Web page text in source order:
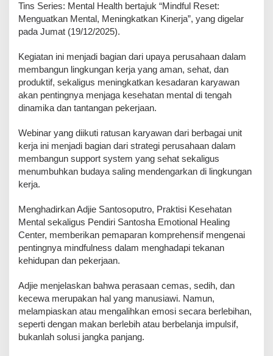
Tins Series: Mental Health bertajuk “Mindful Reset:
Menguatkan Mental, Meningkatkan Kinerja”, yang digelar
pada Jumat (19/12/2025).
Kegiatan ini menjadi bagian dari upaya perusahaan dalam
membangun lingkungan kerja yang aman, sehat, dan
produktif, sekaligus meningkatkan kesadaran karyawan
akan pentingnya menjaga kesehatan mental di tengah
dinamika dan tantangan pekerjaan.
Webinar yang diikuti ratusan karyawan dari berbagai unit
kerja ini menjadi bagian dari strategi perusahaan dalam
membangun support system yang sehat sekaligus
menumbuhkan budaya saling mendengarkan di lingkungan
kerja.
Menghadirkan Adjie Santosoputro, Praktisi Kesehatan
Mental sekaligus Pendiri Santosha Emotional Healing
Center, memberikan pemaparan komprehensif mengenai
pentingnya mindfulness dalam menghadapi tekanan
kehidupan dan pekerjaan.
Adjie menjelaskan bahwa perasaan cemas, sedih, dan
kecewa merupakan hal yang manusiawi. Namun,
melampiaskan atau mengalihkan emosi secara berlebihan,
seperti dengan makan berlebih atau berbelanja impulsif,
bukanlah solusi jangka panjang.